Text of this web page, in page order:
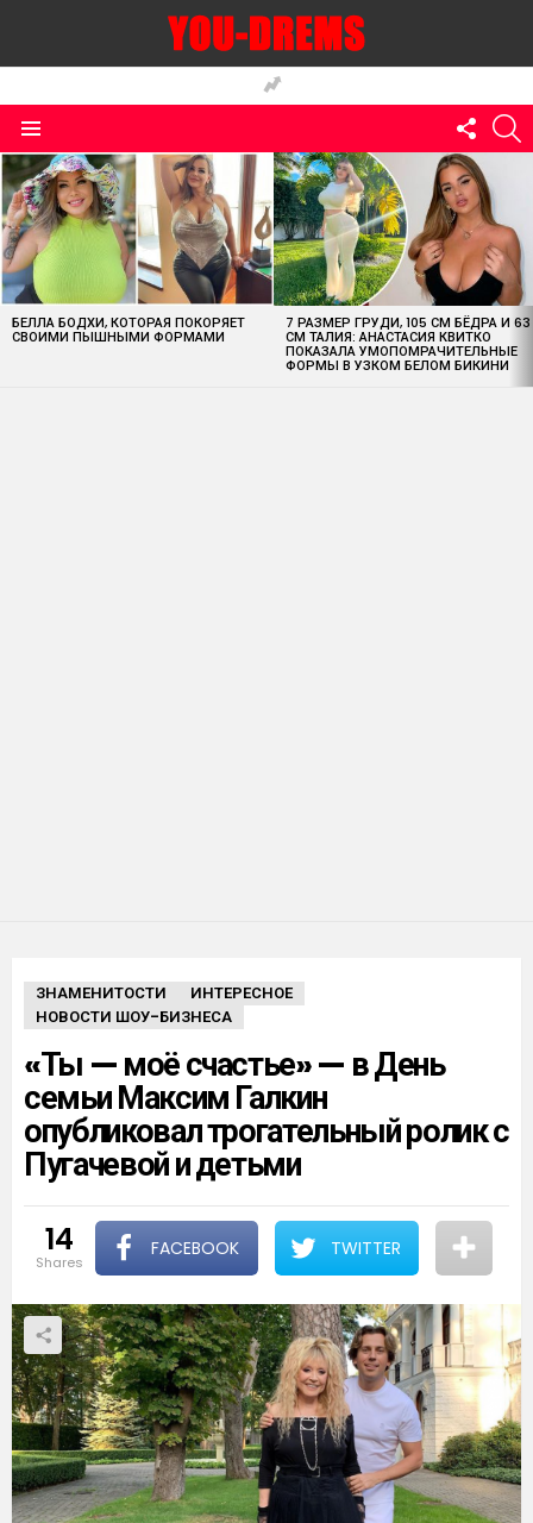
US
MOST
VIEWED
STORIES
БЕЛЛА БОДХИ, КОТОРАЯ ПОКОРЯЕТ
СВОИМИ ПЫШНЫМИ ФОРМАМИ
7 РАЗМЕР ГРУДИ, 105 СМ БЁДРА И 63
СМ ТАЛИЯ: АНАСТАСИЯ КВИТКО
ПОКАЗАЛА УМОПОМРАЧИТЕЛЬНЫЕ
ФОРМЫ В УЗКОМ БЕЛОМ БИКИНИ
ЗНАМЕНИТОСТИ
ИНТЕРЕСНОЕ
НОВОСТИ ШОУ-БИЗНЕСА
«Ты — моё счастье» — в День
семьи Максим Галкин
опубликовал трогательный ролик с
Пугачевой и детьми
14
shares
FACEBOOK TWITTER